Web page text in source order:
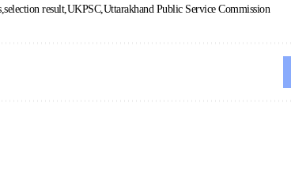
selection result UKPSC Uttarakhand Public Service Commission